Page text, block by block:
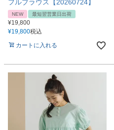
フルブラウス【20260724】
NEW 最短翌営業日出荷
¥19,800
¥19,800税込
カートに入れる